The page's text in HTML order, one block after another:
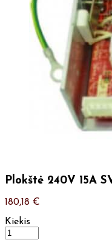
Plokštė 240V 15A
180,18 €
Kiekis